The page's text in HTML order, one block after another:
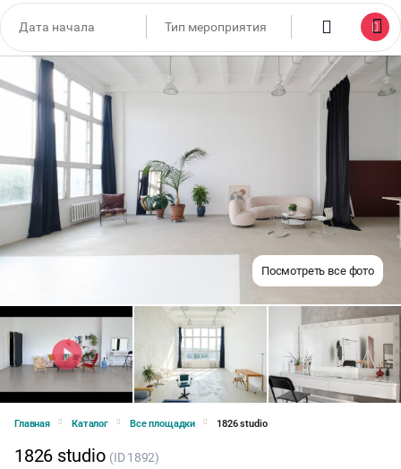
Посмотреть все фото
Главная Каталог Все площадки 1826 studio
1826 studio (ID 1892)